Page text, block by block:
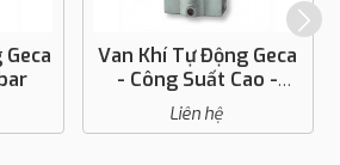
Van Khí Tự Động Geca
- Công Suất Cao -
Pmax 360 Mbar
Liên hệ